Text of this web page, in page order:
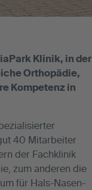
Klinik, in der
Orthopädie,
Kompetenz in
40 Mitarbeiter
der Fachklinik
zum anderen die
für Hals-Nasen-